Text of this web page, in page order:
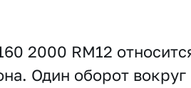
2000 RM12
Один оборот вокруг